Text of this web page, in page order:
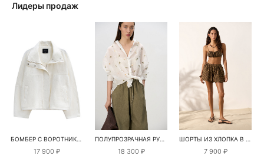
Лидеры продаж
БОМБЕР С ВОРОТНИКОМ-СТОЙКОЙ
17 900 ₽
ПОЛУПРОЗРАЧНАЯ РУБАШКА С РОМАШКАМИ
18 300 ₽
ШОРТЫ ИЗ ХЛОПКА В КЛЕТКУ
7 900 ₽